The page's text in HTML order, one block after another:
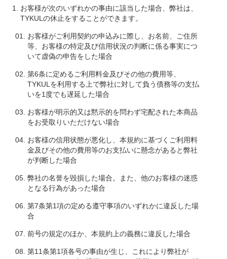
お客様が次のいずれかの事由に該当した場合、弊社は、
TYKULの休止をすることができます。
お客様がご利用契約の申込みに際し、お名前、ご住所
等、お客様の特定及び信用状況の判断に係る事実につ
いて虚偽の申告をした場合
第6条に定めるご利用料金及びその他の費用等、
TYKULを利用する上で弊社に対して負う債務等の支払
いを1度でも遅延した場合
お客様が明示的又は黙示的を問わず宅配された本商品
をお受取りいただけない場合
お客様の信用状態が悪化し、本規約に基づくご利用料
金及びその他の費用等のお支払いに懸念があると弊社
が判断した場合
弊社の名誉を毀損した場合。また、他のお客様の迷惑
となる行為があった場合
第7条第1項の定める遵守事項のいずれかに違反した場
合
前号の規定のほか、本規約上の義務に違反した場合
第11条第1項各号の事由が生じ、これにより弊社が